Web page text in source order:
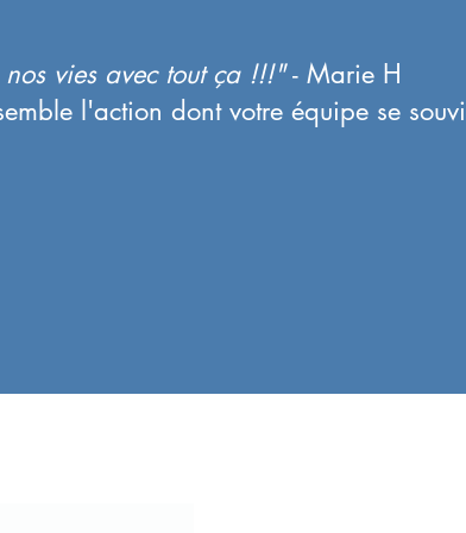
vies avec tout ça !!!"- Marie H
l'action dont votre équipe se